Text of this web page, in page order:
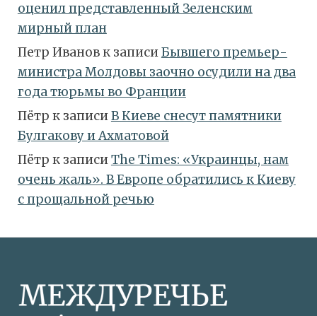
оценил представленный Зеленским
мирный план
Петр Ивановк записиБывшего премьер-
министра Молдовы заочно осудили на два
года тюрьмы во Франции
Пётр к записиВ Киеве снесут памятники
Булгакову и Ахматовой
Пётр к записиТhe Times: «Украинцы, нам
очень жаль». В Европе обратились к Киеву
с прощальной речью